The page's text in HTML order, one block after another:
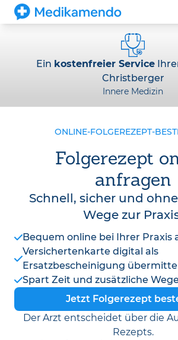
Ein kostenfreier Service
Christberger
Innere Medizin
ONLINE-FOLGEREZEPT-
Folgerezept
anfragen
Schnell, sicher und
Wege zur
Bequem online bei Ihrer Praxis
Versichertenkarte digital als
Ersatzbescheinigung
Spart Zeit und zusätzliche Wege
Jetzt Folgerezept
Der Arzt entscheidet über die
Rezepts.